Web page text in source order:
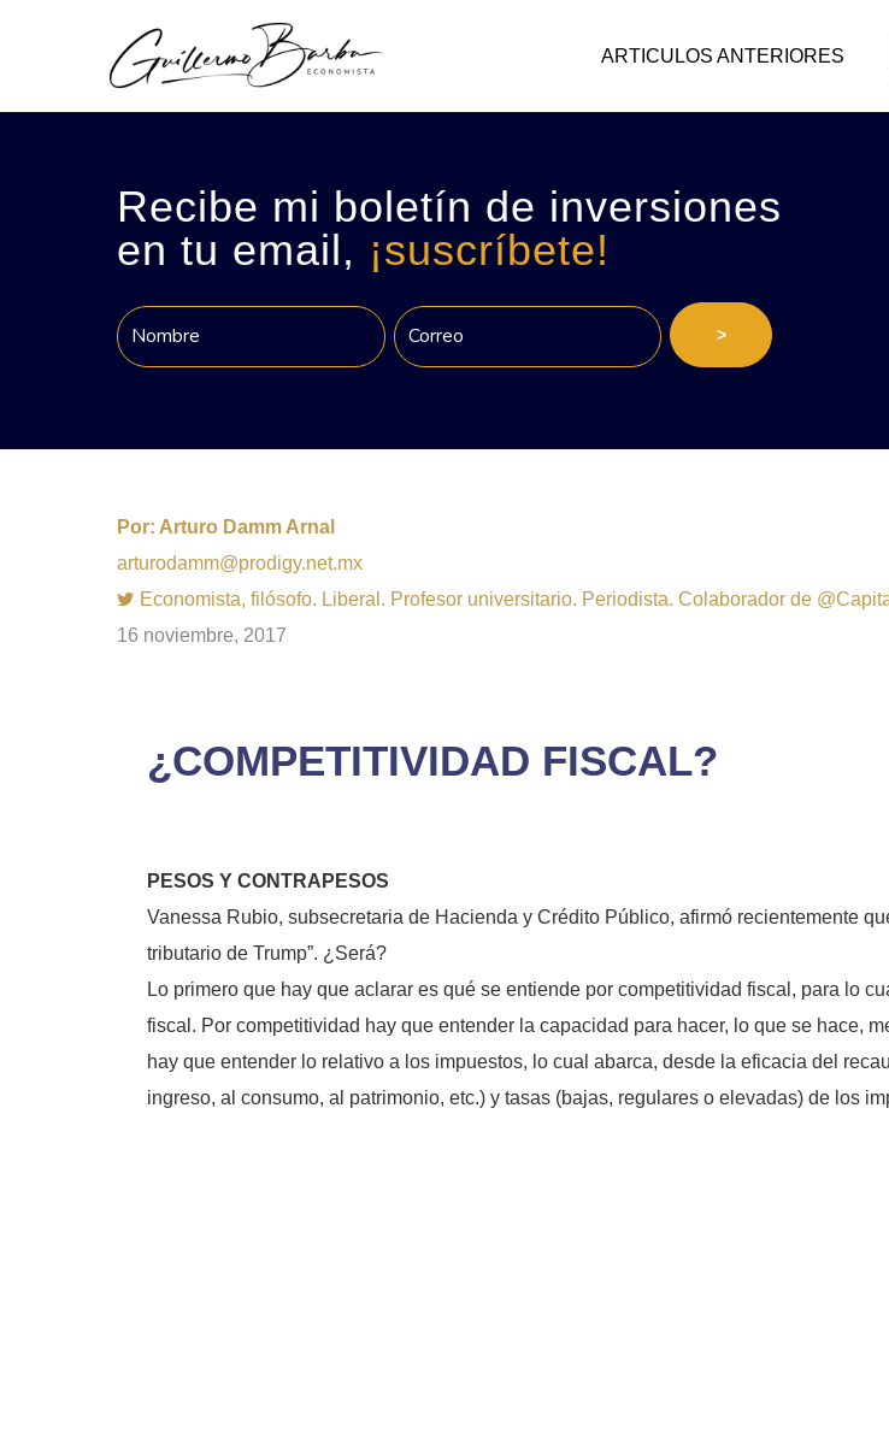
ARTICULOS ANTERIORES
Recibe mi boletín de inversiones
en tu email, ¡suscríbete!
>
Por: Arturo Damm Arnal
arturodamm@prodigy.net.mx
Economista, filósofo. Liberal. Profesor universitario. Periodista. Colaborador de
16 noviembre, 2017
¿COMPETITIVIDAD FISCAL?
PESOS Y CONTRAPESOS
Vanessa Rubio, subsecretaria de Hacienda y Crédito Público, afirmó recientemente
tributario de Trump”. ¿Será?
Lo primero que hay que aclarar es qué se entiende por competitividad fiscal, para lo
fiscal. Por competitividad hay que entender la capacidad para hacer, lo que se hace,
hay que entender lo relativo a los impuestos, lo cual abarca, desde la eficacia del
ingreso, al consumo, al patrimonio, etc.) y tasas (bajas, regulares o elevadas) de los